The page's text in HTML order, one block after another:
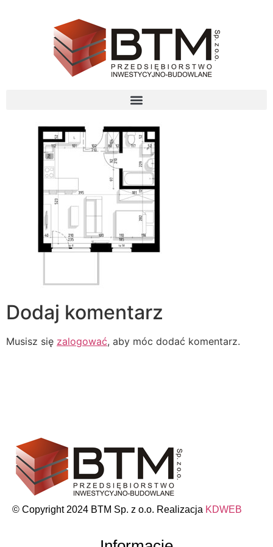
Dodaj komentarz
Musisz się zalogować, aby móc dodać komentarz.
© Copyright 2024 BTM Sp. z o.o. Realizacja KDWEB